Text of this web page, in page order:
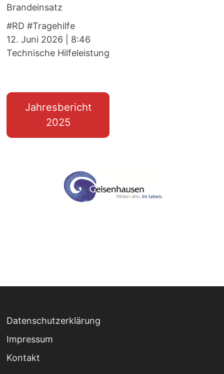
Brandeinsatz
#RD #Tragehilfe
12. Juni 2026
8:46
Technische Hilfeleistung
Jahresbericht
2025
Datenschutzerklärung
Impressum
Kontakt